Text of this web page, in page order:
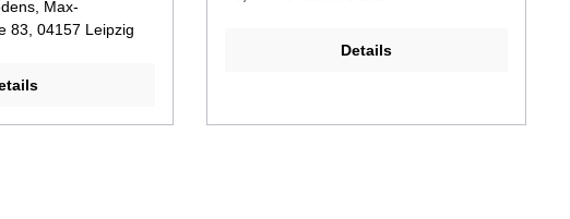
Max-
83, 04157 Leipzig
Details